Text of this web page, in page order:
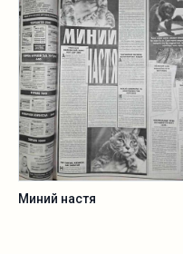
Миний настя